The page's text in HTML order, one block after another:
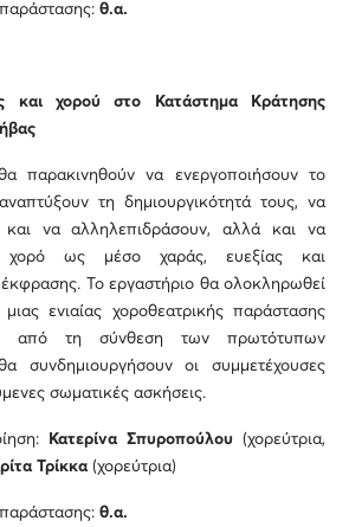
θ.α.
και χορού στο Κατάστημα Κράτησης
παρακινηθούν να ενεργοποιήσουν το
τη δημιουργικότητά τους, να
και να αλληλεπιδράσουν, αλλά και να
χορό ως μέσο χαράς, ευεξίας και
Το εργαστήριο θα ολοκληρωθεί
ενιαίας χοροθεατρικής παράστασης
από τη σύνθεση των πρωτότυπων
συνδημιουργήσουν οι συμμετέχουσες
σωματικές ασκήσεις.
Κατερίνα Σπυροπούλου (χορεύτρια,
Τρίκκα (χορεύτρια)
θ.α.